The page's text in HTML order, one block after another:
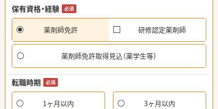
保有資格・経験
必須
薬剤師免許 研修認定薬剤師
薬剤師免許取得見込（薬学生等）
転職時期 必須
1ヶ月以内 3ヶ月以内